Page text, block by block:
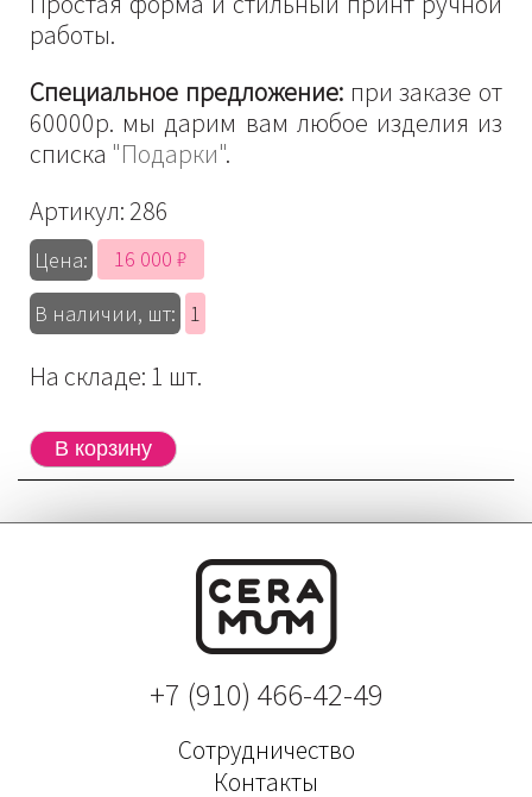
работы.
Специальное предложение:при заказе от
60000р. мы дарим вам любое изделия из
списка "Подарки".
Артикул: 286
Цена:
16 000 ₽
В наличии, шт:
1
На складе: 1 шт.
+7 (910) 466-42-49
Сотрудничество
Контакты